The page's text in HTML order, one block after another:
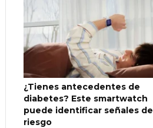
¿Tienes antecedentes de
diabetes? Este smartwatch
puede identificar señales de
riesgo